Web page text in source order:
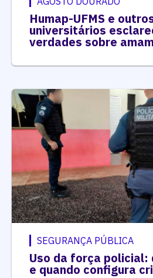
Humap-UFMS e
universitários
verdades sobre
SEGURANÇA PÚBLICA
Uso da força policial:
e quando configura